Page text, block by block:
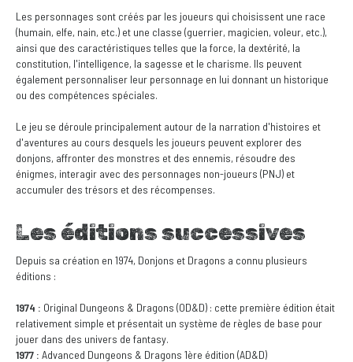
Les personnages sont créés par les joueurs qui choisissent une race
(humain, elfe, nain, etc.) et une classe (guerrier, magicien, voleur, etc.),
ainsi que des caractéristiques telles que la force, la dextérité, la
constitution, l'intelligence, la sagesse et le charisme. Ils peuvent
également personnaliser leur personnage en lui donnant un historique
ou des compétences spéciales.
Le jeu se déroule principalement autour de la narration d'histoires et
d'aventures au cours desquels les joueurs peuvent explorer des
donjons, affronter des monstres et des ennemis, résoudre des
énigmes, interagir avec des personnages non-joueurs (PNJ) et
accumuler des trésors et des récompenses.
Les éditions successives
Depuis sa création en 1974, Donjons et Dragons a connu plusieurs
éditions :
1974 : Original Dungeons & Dragons (OD&D) : cette première édition était
relativement simple et présentait un système de règles de base pour
jouer dans des univers de fantasy.
1977 : Advanced Dungeons & Dragons 1ère édition (AD&D)